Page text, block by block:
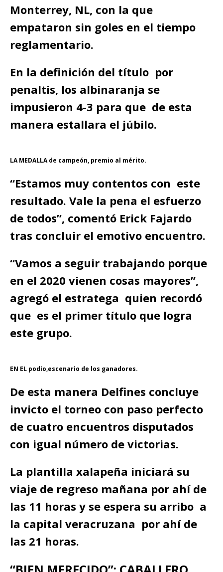
Monterrey, NL, con la que
empataron sin goles en el tiempo
reglamentario.
En la definición del título por
penaltis, los albinaranja se
impusieron 4-3 para que de esta
manera estallara el júbilo.
LA MEDALLA de campeón, premio al mérito.
“Estamos muy contentos con este
resultado. Vale la pena el esfuerzo
de todos”, comentó Erick Fajardo
tras concluir el emotivo encuentro.
“Vamos a seguir trabajando porque
en el 2020 vienen cosas mayores”,
agregó el estratega quien recordó
que es el primer título que logra
este grupo.
EN EL podio,escenario de los ganadores.
De esta manera Delfines concluye
invicto el torneo con paso perfecto
de cuatro encuentros disputados
con igual número de victorias.
La plantilla xalapeña iniciará su
viaje de regreso mañana por ahí de
las 11 horas y se espera su arribo a
la capital veracruzana por ahí de
las 21 horas.